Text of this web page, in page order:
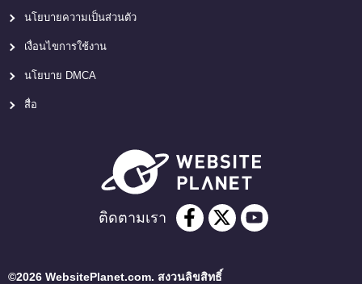
นโยบายความเป็นส่วนตัว
เงื่อนไขการใช้งาน
นโยบาย DMCA
สื่อ
ติดตามเรา
©2026 WebsitePlanet.com. สงวนลิขสิทธิ์